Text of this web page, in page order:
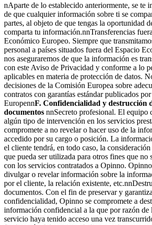
nAparte de lo establecido anteriormente, se te
de que cualquier información sobre ti se
partes, al objeto de que tengas la oportunidad
comparta tu información.nnTransferencias
Económico Europeo. Siempre que
personal a países situados fuera del Espacio
nos aseguraremos de que la información es
con este Aviso de Privacidad y conforme a lo
aplicables en materia de protección de datos.
decisiones de la Comisión Europea sobre
contratos con garantías estándar publicados
EuropennF. Confidencialidad y destrucción
documentos nnSecreto profesional. El equipo
algún tipo de intervención en los servicios
compromete a no revelar o hacer uso de la
accedido por su cargo o posición. La
el cliente tendrá, en todo caso, la
que pueda ser utilizada para otros fines que no
con los servicios contratados a Opinno.
divulgar o revelar información sobre la
por el cliente, la relación existente,
documentos. Con el fin de preservar y
confidencialidad, Opinno se compromete a
información confidencial a la que por razón de
servicio haya tenido acceso una vez